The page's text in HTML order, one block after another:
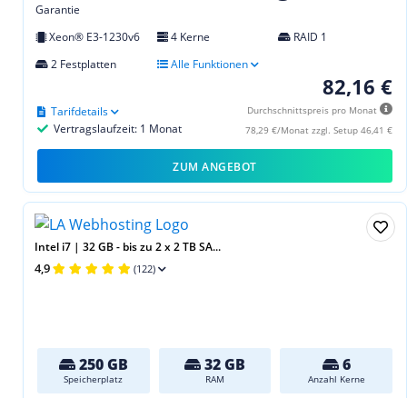
Garantie
Xeon® E3-1230v6 4 Kerne
RAID 1
2 Festplatten
Alle Funktionen
82,16 €
Durchschnittspreis pro Monat
78,29 €/Monat zzgl. Setup 46,41 €
Vertragslaufzeit: 1 Monat
Tarifdetails
ZUM ANGEBOT
Intel i7 | 32 GB - bis zu 2 x 2 TB SA...
4,9 (122)
250 GB
Speicherplatz
32 GB
RAM
6
Anzahl Kerne